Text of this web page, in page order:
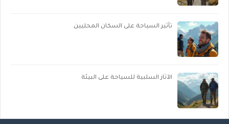
تأثير السياحة على السكان المحليين
الآثار السلبية للسياحة على البيئة